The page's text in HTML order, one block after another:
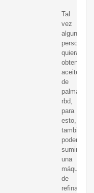
Tal
vez
algunas
personas
quieran
obtener
aceite
de
palma
rbd,
para
esto,
también
podemos
una
máquina
de
refinación